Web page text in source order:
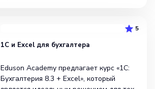
5
1С и Excel для бухгалтера
Eduson Academy предлагает курс «1С:
Бухгалтерия 8.3 + Excel», который